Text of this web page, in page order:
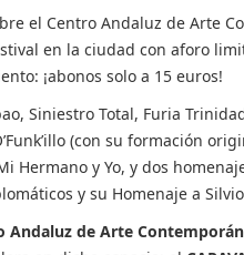
el Centro Andaluz de Arte
en la ciudad con aforo
¡abonos solo a 15 euros!
Siniestro Total, Furia
(con su formación
Hermano y Yo, y dos
y su Homenaje a
Andaluz de Arte